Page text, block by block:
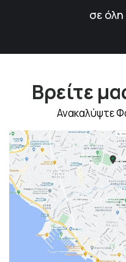
σε
Βρείτε
Ανακαλύψτε